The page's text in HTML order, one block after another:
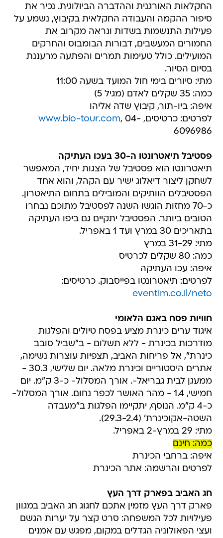
החקלאות האורגנית וההדברה הביולוגית. נכיר את
סיפור ההקמה והעבודה החקלאית בקיבוץ, נשמע על
פעילות התנשמות בשדות ונראה מקרוב את
החמורים המעשבים, דבורות הבומבוס והחרקים
המועילים. כולל טעימות תמרים והפתעה מרעננת
בסיום הסיור.
מתי: סיורים בימי חול המועד בשעה 11:00
כמה: 35 שקלים לאדם (מגיל 5)
איפה: ביו-תור, קיבוץ שדה אליהו
לפרטים: כרטיסים,
www.bio-tour.com, 04-
6096986
פסטיבל תיאטרונטו ה-30 בעכו העתיקה
תיאטרונטו הוא פסטיבל של הצגות יחיד, המאפשר
לשחקן ליצור דיאלוג ישיר עם הקהל, והוא אחד
הפסטיבלים הוותיקים והמובילים בתחום התיאטרון.
כ-70 מחזות הוגשו השנה לפסטיבל מתוכם נבחרו
הטובים ביותר. הפסטיבל יתקיים גם ביפו העתיקה
בתאריכים 30 במרץ ועד 1 באפריל.
מתי: 31-29 במרץ
כמה: 80 שקלים לכרטיס
איפה: עכו העתיקה
לפרטים: תיאטרונטו בפייסבוק. כרטיסים:
eventim.co.il/neto
חוויות פסח באגם הלאומי
איגוד ערים כינרת מציע בפסח טיולים והפלגות
מודרכות בכינרת - ללא תשלום - ב"שביל סובב
כינרת", אל פריחות האביב, תצפיות עוצרות נשימה,
אתרים היסטוריים וכינרת מלאה. יום שלישי, 30.3 -
ממעגן לבית גבריאל-. אורך המסלול- כ-3 ק"מ. יום
חמישי, 1.4 - מהר האושר לכפר נחום. אורך המסלול-
כ-4 ק"מ. הנוסף, יתקיימו הפלגות ב"מעבדה
השטה-אקוכינרת' (29.3-2.4).
מתי: 29 במרץ-2 באפריל.
כמה: חינם
איפה: ברחבי הכינרת
לפרטים והרשמה: אתר הכינרת
חג האביב בפארק דרך העץ
פארק דרך העץ מזמין אתכם לחגוג חג האביב במגוון
פעילויות לכל המשפחה: סרט קצר על יערות הגשם
ועצי הפאולוניה הגדלים במקום, מפגש עם אמנים